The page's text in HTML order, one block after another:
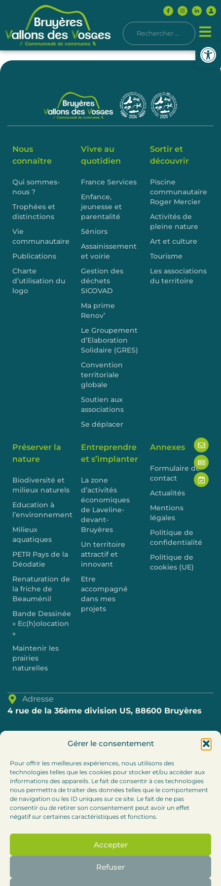
Ouvrir
Gérer le consentement
Pour offrir les meilleures expériences, nous utilisons des
technologies telles que les cookies pour stocker et/ou accéder aux
informations des appareils. Le fait de consentir à ces technologies
nous permettra de traiter des données telles que le comportement
de navigation ou les ID uniques sur ce site. Le fait de ne pas
consentir ou de retirer son consentement peut avoir un effet
négatif sur certaines caractéristiques et fonctions.
Accepter
Refuser
Nous
connaître
Qui sommes-
nous ?
Trophées et
distinctions
Vie
communautaire
Publications
Charte
d’utilisation du
logo
Vivre au
quotidien
France Services
Enfance,
jeunesse et
parentalité
Séniors
Assainissement
et voirie
Gestion des
déchets
SICOVAD
Ma prime
Renov’
Le Groupement
d’Elaboration
Solidaire (GRES)
Convention
territoriale
globale
Soutien aux
associations
Se déplacer
Sortir et
découvrir
Piscine
communautaire
Roger Mercier
Activités de
pleine nature
Art et culture
Tourisme
Les associations
du territoire
Préserver la
nature
Biodiversité et
milieux naturels
Education à
l’environnement
Milieux
aquatiques
PETR Pays de la
Déodatie
Renaturation de
la friche de
Beauménil
Bande Dessinée
« Ec(h)olocation
»
Maintenir les
prairies
naturelles
Entreprendre
et s’implanter
La zone
d’activités
économiques
de Laveline-
devant-
Bruyères
Un territoire
attractif et
innovant
Etre
accompagné
dans mes
projets
Annexes
Formulaire de
contact
Actualités
Mentions
légales
Politique de
confidentialité
Politique de
cookies (UE)
Adresse
4 rue de la 36ème division US, 88600 Bruyères
E-mail
accueil@cc-bruyeres.fr
Horaires
8h30-12h (accueil téléphonique l’après-
midi)
Vendredi : 8h30-12h